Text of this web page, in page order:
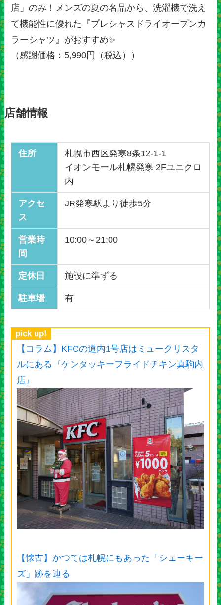
店」のみ！メンズの夏の名品から、洗濯機で洗え
て機能性に優れた『プレシャスドライオープンカ
ラーシャツ』がおすすめ✨
（感謝価格：5,990円（税込））
店舗情報
住所
札幌市西区発寒8条12-1-1
イオンモール札幌発寒 2Fユニクロ
内
アクセ
ス
JR発寒駅より徒歩5分
営業時
間
10:00～21:00
定休日 施設に準ずる
駐車場 有
pick up!
【コラム】KFCの道内1号店はミュークリスタ
ルにある『ケンタッキーフライドチキン真駒内
店』
【懐古】かつては札幌にもあった「シェーキー
ズ」跡を辿る